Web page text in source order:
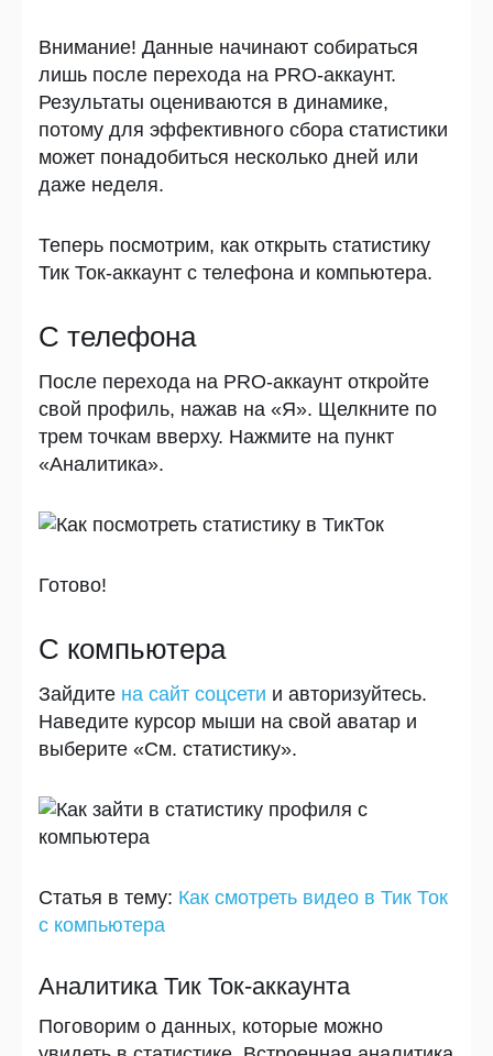
Внимание! Данные начинают собираться
лишь после перехода на PRO-аккаунт.
Результаты оцениваются в динамике,
потому для эффективного сбора статистики
может понадобиться несколько дней или
даже неделя.
Теперь посмотрим, как открыть статистику
Тик Ток-аккаунт с телефона и компьютера.
С телефона
После перехода на PRO-аккаунт откройте
свой профиль, нажав на «Я». Щелкните по
трем точкам вверху. Нажмите на пункт
«Аналитика».
Готово!
С компьютера
Зайдите на сайт соцсети и авторизуйтесь.
Наведите курсор мыши на свой аватар и
выберите «См. статистику».
Статья в тему: Как смотреть видео в Тик Ток
с компьютера
Аналитика Тик Ток-аккаунта
Поговорим о данных, которые можно